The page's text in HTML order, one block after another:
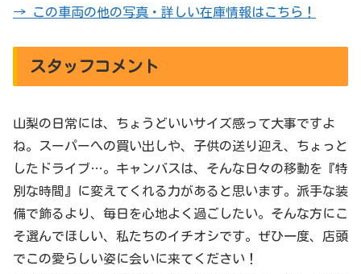
→ この車両の他の写真・詳しい在庫情報はこちら！
スタッフコメント
山梨の日常には、ちょうどいいサイズ感って大事ですよ
ね。スーパーへの買い出しや、子供の送り迎え、ちょっと
したドライブ…。キャンバスは、そんな日々の移動を『特
別な時間』に変えてくれる力があると思います。派手な装
備で飾るより、毎日を心地よく過ごしたい。そんな方にこ
そ選んでほしい、私たちのイチオシです。ぜひ一度、店頭
でこの愛らしい姿に会いに来てください！